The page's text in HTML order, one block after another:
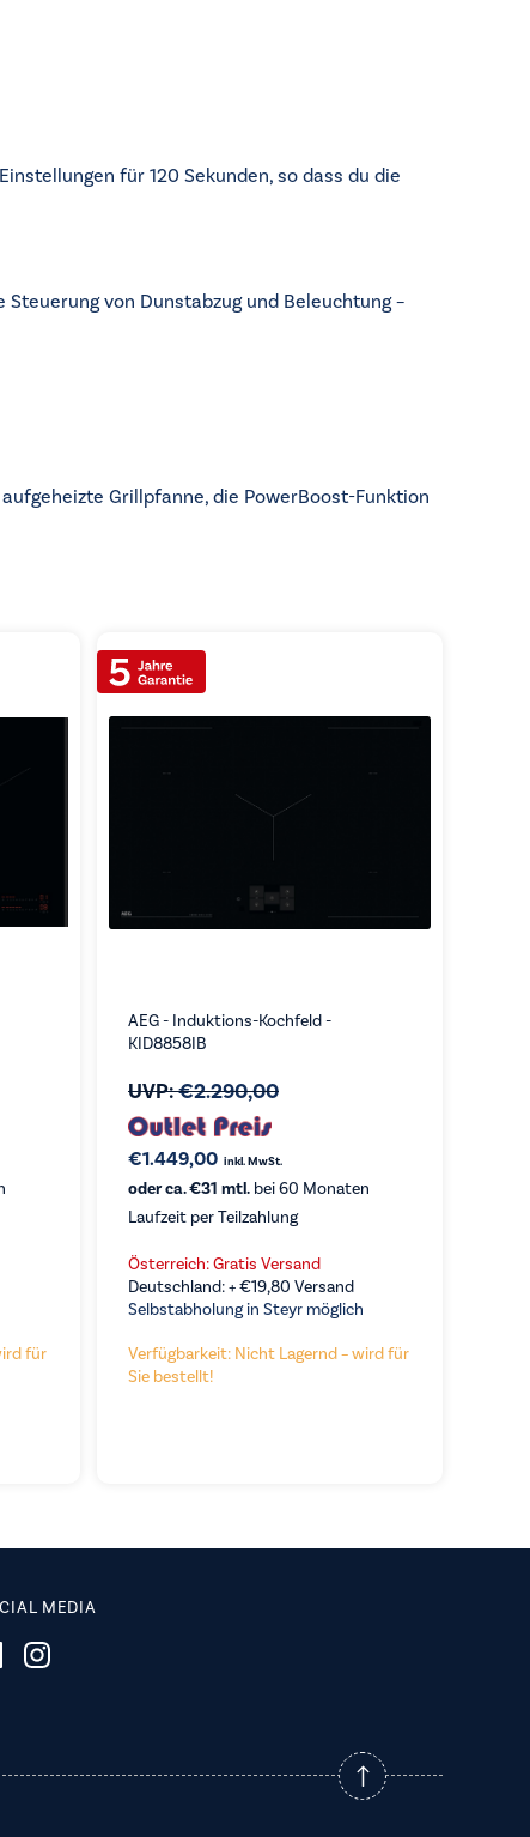
für 120 Sekunden, so dass du die
von Dunstabzug und Beleuchtung –
Grillpfanne, die PowerBoost-Funktion
für
AEG - Induktions-Kochfeld -
KID8858IB
UVP:€2.290,00
€1.449,00 inkl. MwSt.
oder ca. €31 mtl. bei 60 Monaten
Laufzeit per Teilzahlung
Österreich: Gratis Versand
Deutschland: +€19,80 Versand
Selbstabholung in Steyr möglich
Verfügbarkeit: Nicht Lagernd – wird für
Sie bestellt!
MEDIA